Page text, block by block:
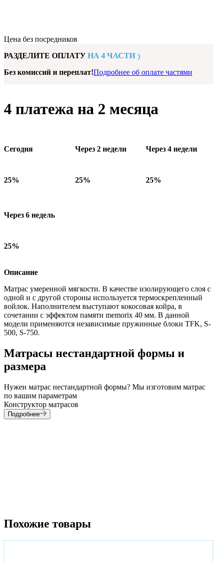
Цена без посредников
РАЗДЕЛИТЕ ОПЛАТУ НА 4 ЧАСТИ
Без комиссий и переплат!Подробнее об оплате частями
4 платежа на 2 месяца
Сегодня
25%
Через 2 недели
25%
Через 4 недели
25%
Через 6 недель
25%
Описание
Матрас умеренной мягкости. В качестве изолирующего слоя с
одной и с другой стороны используется термоскрепленный
войлок. Наполнителем выступают кокосовая койра, в
сочетании с эффектом памяти memorix 40 мм. В данной
модели применяются независимые пружинные блоки TFK, S-
500, S-750.
Матрасы нестандартной формы и
размера
Нужен матрас нестандартной формы? Мы изготовим матрас
по вашим параметрам
Конструктор матрасов
Подробнее
Похожие товары